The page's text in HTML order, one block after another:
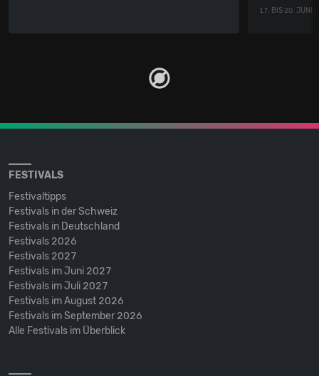
17. BIS 20. JUNI
FESTIVALS
Festivaltipps
Festivals in der Schweiz
Festivals in Deutschland
Festivals 2026
Festivals 2027
Festivals im Juni 2027
Festivals im Juli 2027
Festivals im August 2026
Festivals im September 2026
Alle Festivals im Überblick